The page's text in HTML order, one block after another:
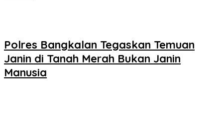
Polres Bangkalan Tegaskan Temuan
Janin di Tanah Merah Bukan Janin
Manusia